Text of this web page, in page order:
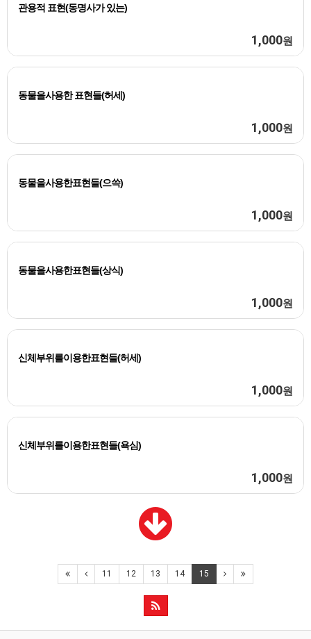
관용적 표현(동명사가 있는)
1,000원
동물을사용한 표현들(허세)
1,000원
동물을사용한표현들(으쓱)
1,000원
동물을사용한표현들(상식)
1,000원
신체부위를이용한표현들(허세)
1,000원
신체부위를이용한표현들(욕심)
1,000원
11 12 13 14 15